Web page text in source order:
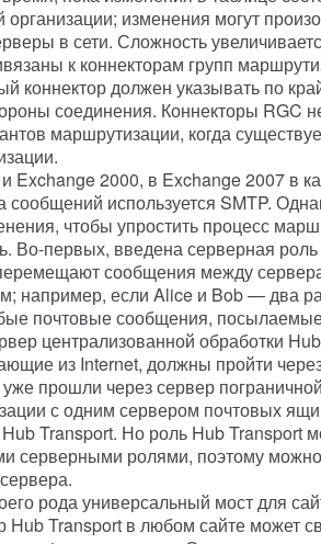
организации; изменения могут
в сети. Сложность
к коннекторам групп
коннектор должен указывать по
соединения. Коннекторы RGC
маршрутизации, когда
Exchange 2000, в Exchange 2007 в
сообщений используется SMTP.
чтобы упростить процесс
Во-первых, введена серверная
сообщения между
например, если Alice и Bob — два
почтовые сообщения,
централизованной обработки
из Internet, должны пройти
прошли через сервер
с одним сервером почтовых
Transport. Но роль Hub Transport
серверными ролями, поэтому
рода универсальный мост для
Hub Transport в любом сайте может